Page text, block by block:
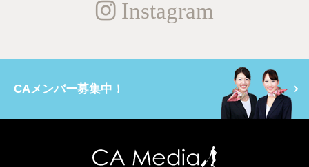
Instagram
CAメンバー募集中！